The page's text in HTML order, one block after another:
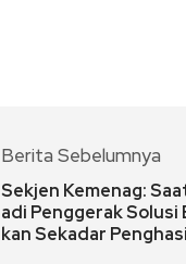
Berita Sebelumnya
Sekjen Kemenag:
adi Penggerak Solusi
kan Sekadar